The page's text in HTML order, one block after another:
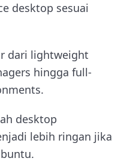
desktop sesuai
dari lightweight
hingga full-
desktop
lebih ringan jika